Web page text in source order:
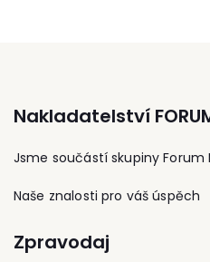
Nakladatelství
Jsme součástí skupiny Forum
Naše znalosti pro váš úspěch
Zpravodaj